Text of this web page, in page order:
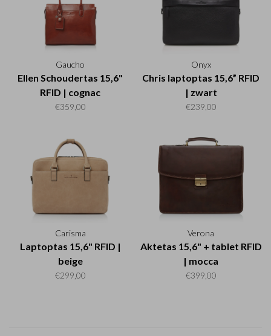
Gaucho
Ellen Schoudertas 15,6"
RFID | cognac
€359,00
Onyx
Chris laptoptas 15,6” RFID
| zwart
€239,00
Carisma
Laptoptas 15,6" RFID |
beige
€299,00
Verona
Aktetas 15,6" + tablet RFID
| mocca
€399,00